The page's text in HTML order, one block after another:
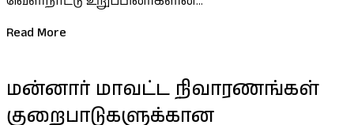
Read More
மன்னார் மாவட்ட நிவாரணங்கள்
குறைபாடுகளுக்கான